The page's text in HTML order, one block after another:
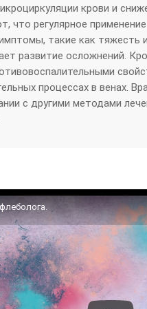
крови и
что регулярное
такие как тяжесть
развитие осложнений.
процессах в венах.
с другими методами